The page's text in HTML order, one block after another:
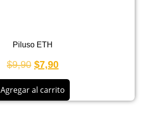
Piluso ETH
$9,90 $7,90
Agregar al carrito